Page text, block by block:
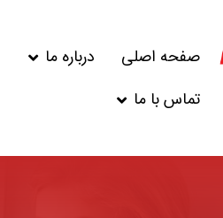
صفحه اصلی درباره ما
تماس با ما